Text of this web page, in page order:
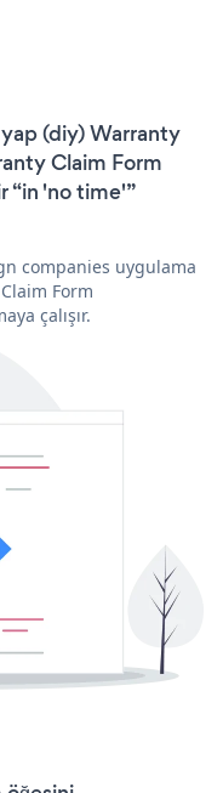
(diy) Warranty
Claim Form
“in 'no time'”
companies uygulama
Form
çalışır.